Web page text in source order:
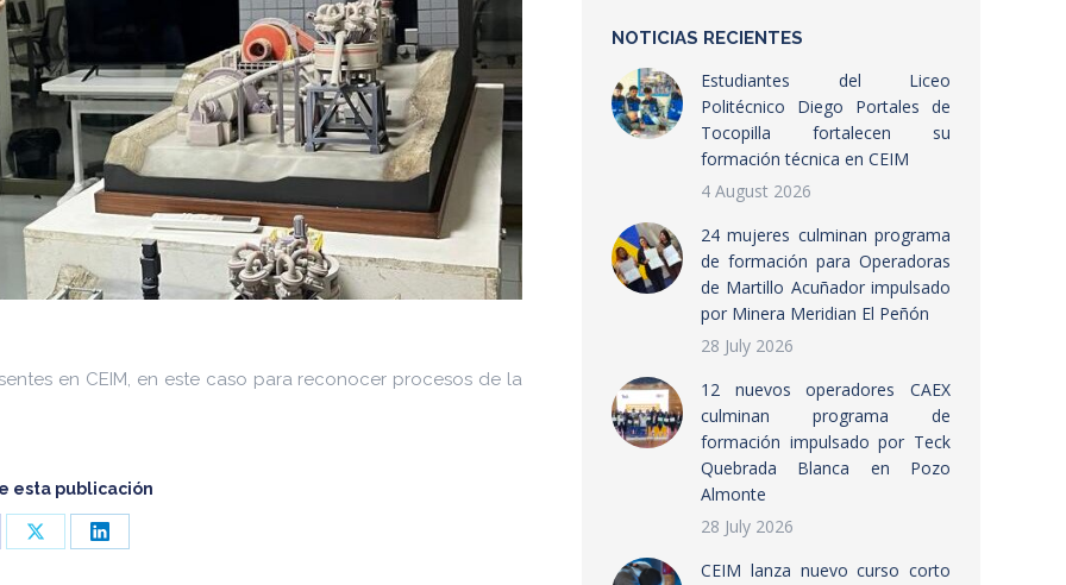
en CEIM, en este caso para reconocer procesos de la
esta publicación
Share
Share
NOTICIAS RECIENTES
Estudiantes del Liceo
Politécnico Diego Portales de
Tocopilla fortalecen su
formación técnica en CEIM
4 August 2026
24 mujeres culminan programa
de formación para Operadoras
de Martillo Acuñador impulsado
por Minera Meridian El Peñón
28 July 2026
12 nuevos operadores CAEX
culminan programa de
formación impulsado por Teck
Quebrada Blanca en Pozo
Almonte
28 July 2026
CEIM lanza nuevo curso corto